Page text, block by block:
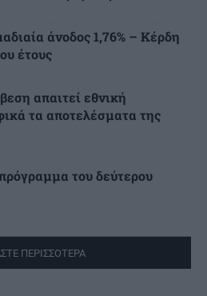
άνοδος 1,76% – Κέρδη
έτους
απαιτεί εθνική
τα αποτελέσματα της
του δεύτερου
ΠΕΡΙΣΣΟΤΕΡΑ